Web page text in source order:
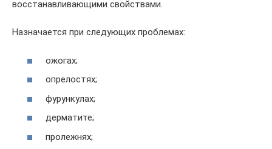
восстанавливающими свойствами.
Назначается при следующих проблемах:
ожогах;
опрелостях;
фурункулах;
дерматите;
пролежнях;